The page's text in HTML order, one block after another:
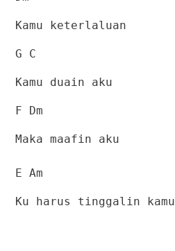
Kamu keterlaluan
G C
Kamu duain aku
F Dm
Maka maafin aku
E Am
Ku harus tinggalin kamu